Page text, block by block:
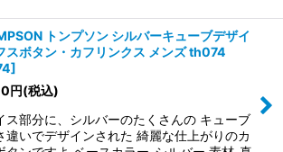
トンプソン シルバーキューブデザイ
スボタン・カフリンクス メンズ th074
]
円(税込)
ス部分に、シルバーのたくさんの キューブ
違いでデザインされた 綺麗な仕上がりのカ